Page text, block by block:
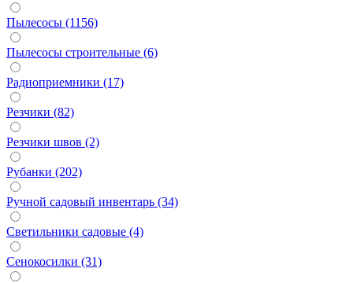
Пылесосы (1156)
Пылесосы строительные (6)
Радиоприемники (17)
Резчики (82)
Резчики швов (2)
Рубанки (202)
Ручной садовый инвентарь (34)
Светильники садовые (4)
Сенокосилки (31)